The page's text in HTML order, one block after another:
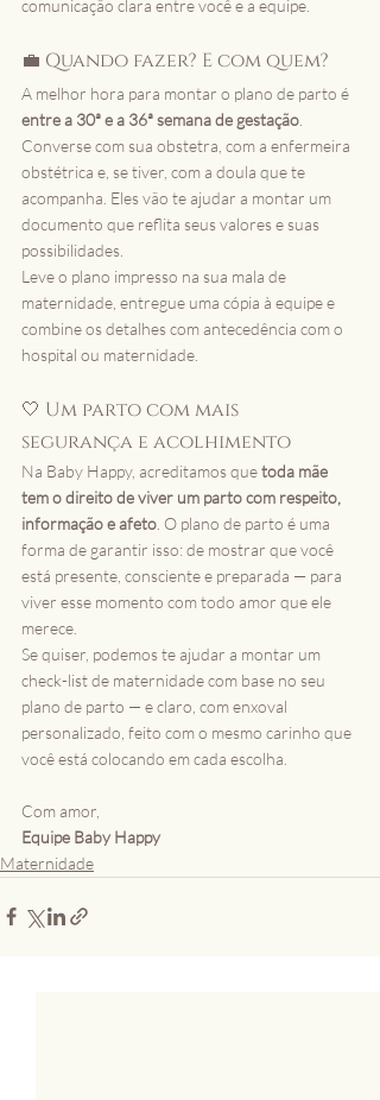
comunicação clara entre você e a equipe.
💼 Quando fazer? E com quem?
A melhor hora para montar o plano de parto é
entre a 30ª e a 36ª semana de gestação
Converse com sua obstetra, com a enfermeira
obstétrica e, se tiver, com a doula que te
acompanha. Eles vão te ajudar a montar um
documento que reflita seus valores e suas
possibilidades.
Leve o plano impresso na sua mala de
maternidade, entregue uma cópia à equipe e
combine os detalhes com antecedência com o
hospital ou maternidade.
🤍 Um parto com mais
segurança e acolhimento
Na Baby Happy, acreditamos que toda mãe
tem o direito de viver um parto com respeito,
informação e afeto . O plano de parto é uma
forma de garantir isso: de mostrar que você
está presente, consciente e preparada — para
viver esse momento com todo amor que ele
merece.
Se quiser, podemos te ajudar a montar um
check-list de maternidade com base no seu
plano de parto — e claro, com enxoval
personalizado, feito com o mesmo carinho que
você está colocando em cada escolha.
Com amor,
Equipe Baby Happy
Maternidade